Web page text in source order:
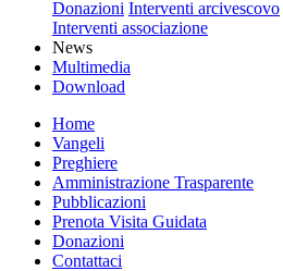
Donazioni Interventi arcivescovo
Interventi associazione
News
Multimedia
Download
Home
Vangeli
Preghiere
Amministrazione Trasparente
Pubblicazioni
Prenota Visita Guidata
Donazioni
Contattaci